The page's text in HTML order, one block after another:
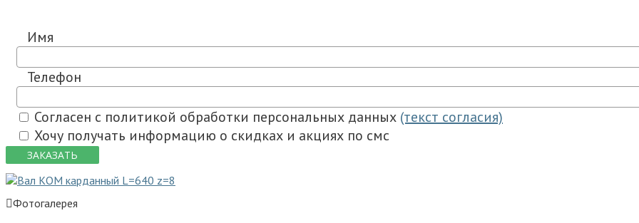
Имя
Телефон
Согласен с политикой обработки персональных данных (текст согласия)
Хочу получать информацию о скидках и акциях по смс
ЗАКАЗАТЬ
Фотогалерея